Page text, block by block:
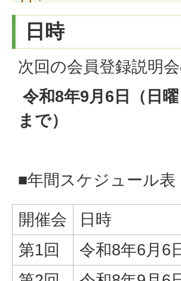
日時
次回の会員登録説明
令和8年9月6日（日
まで）
■年間スケジュール表
開催会
日時
第1回
令和8年6月6